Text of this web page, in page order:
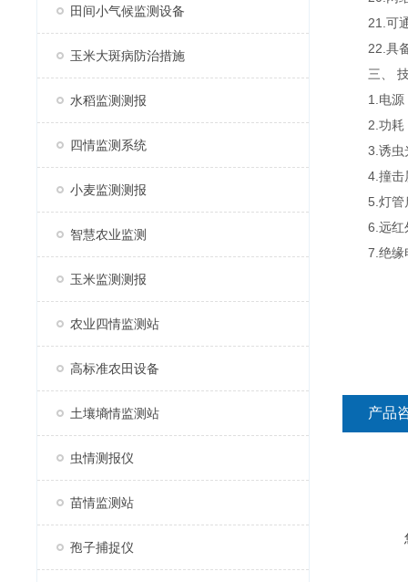
田间小气候监测设备
玉米大斑病防治措施
水稻监测测报
四情监测系统
小麦监测测报
智慧农业监测
玉米监测测报
农业四情监测站
高标准农田设备
土壤墒情监测站
虫情测报仪
苗情监测站
孢子捕捉仪
21.可通
22.具备
三、 技
1.电源：
2.功耗：
3.诱虫光
4.撞击屏
5.灯管启
6.远红外
7.绝缘
产品